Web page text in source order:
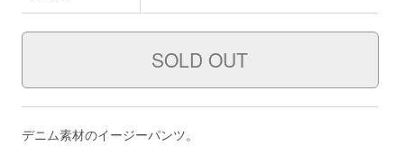
デニム素材のイージーパンツ。